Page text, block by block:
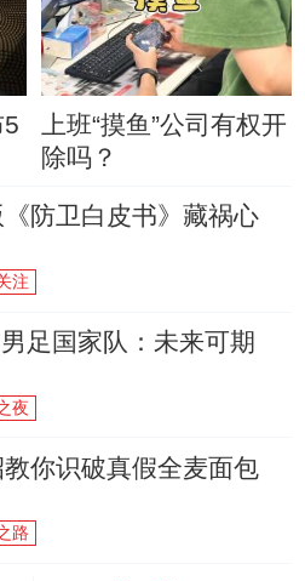
上班“摸鱼”公司有权开
除吗？
《防卫白皮书》藏祸心
注
足国家队：未来可期
夜
教你识破真假全麦面包
路